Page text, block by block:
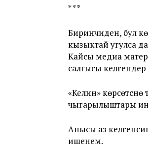
* * *
Биринчиден, бул
кызыктай угулса
Кайсы медиа
салгысы
«Келин»
чыгарылыштары
Анысы аз
ишенем.